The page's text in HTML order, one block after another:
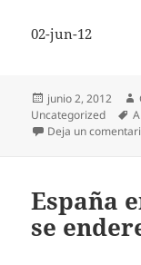
02-jun-12
Publicado
el
junio 2, 2012
Uncategorized
Deja un
España
se